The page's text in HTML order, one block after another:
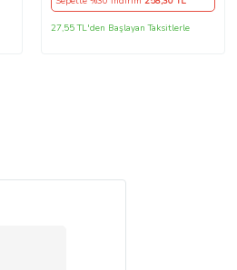
27,55 TL'den Başlayan Taksitlerle